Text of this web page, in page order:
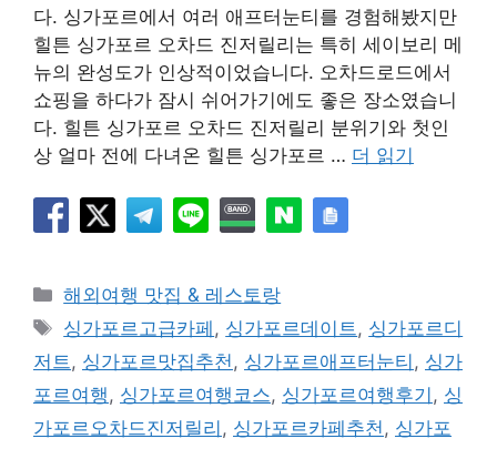
다. 싱가포르에서 여러 애프터눈티를 경험해봤지만
힐튼 싱가포르 오차드 진저릴리는 특히 세이보리 메
뉴의 완성도가 인상적이었습니다. 오차드로드에서
쇼핑을 하다가 잠시 쉬어가기에도 좋은 장소였습니
다. 힐튼 싱가포르 오차드 진저릴리 분위기와 첫인
상 얼마 전에 다녀온 힐튼 싱가포르 … 더 읽기
카
테
리
해외여행 맛집 & 레스토랑
태
그
싱가포르고급카페 , 싱가포르데이트, 싱가포르디
저트, 싱가포르맛집추천, 싱가포르애프터눈티 , 싱가
포르여행, 싱가포르여행코스, 싱가포르여행후기 , 싱
가포르오차드진저릴리 , 싱가포르카페추천, 싱가포